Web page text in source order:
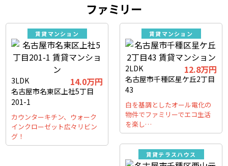
ファミリー
賃貸マンション
3LDK 14.0万円
名古屋市名東区上社5丁目
201-1
カウンターキチン、ウォーク
インクローゼット広々リビン
グ！
賃貸マンション
2LDK 12.8万円
名古屋市千種区星ケ丘2丁目
43
白を基調としたオール電化の
物件でファミリーでエコ生活
を楽し…
賃貸テラスハウス